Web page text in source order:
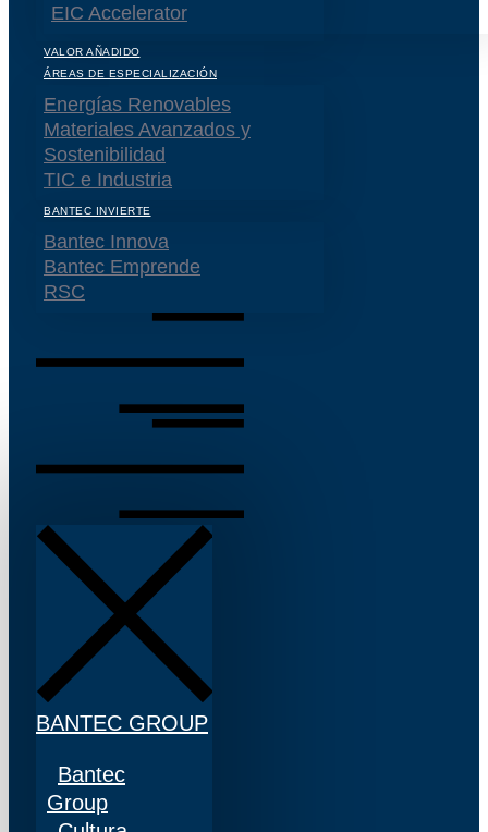
EIC Accelerator
VALOR AÑADIDO
ÁREAS DE ESPECIALIZACIÓN
Energías Renovables
Materiales Avanzados y
Sostenibilidad
TIC e Industria
BANTEC INVIERTE
Bantec Innova
Bantec Emprende
RSC
BANTEC GROUP
Bantec
Group